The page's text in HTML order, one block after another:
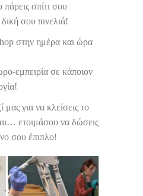
πάρεις σπίτι σου
σου πινελιά!
στην ημέρα και ώρα
εμπειρία σε κάποιον
για να κλείσεις το
ετοιμάσου να δώσεις
σου έπιπλο!